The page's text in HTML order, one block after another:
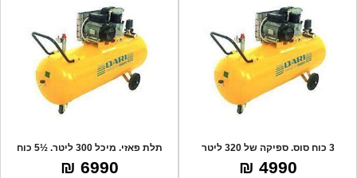
3 כוח סוס. ספיקה של 320 ליטר
לדקה. תוצר
4990 ₪
תלת פאזי. מיכל 300 ליטר. ½5 כוח
סוס. 554
6990 ₪